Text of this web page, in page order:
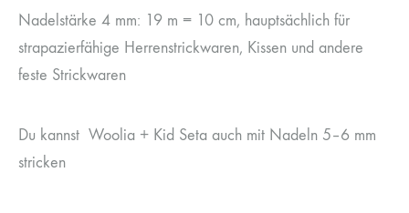
Nadelstärke 4 mm: 19 m = 10 cm, hauptsächlich für
strapazierfähige Herrenstrickwaren, Kissen und andere
feste Strickwaren
Du kannst Woolia + Kid Seta auch mit Nadeln 5–6 mm
stricken